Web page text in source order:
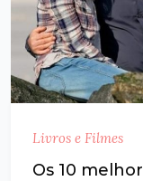
Livros e Filmes
Os 10